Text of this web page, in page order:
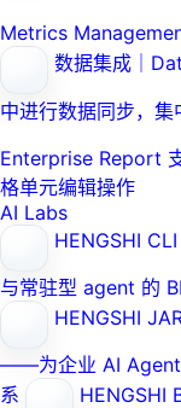
Metrics
数据集成｜
中进行数据同步，
Enterprise Report
格单元编辑操作
AI Labs
HENGSHI
与常驻型 agent 的
HENGSHI
——为企业 AI Agent
系
HENGSHI